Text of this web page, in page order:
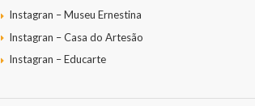
Instagran – Museu Ernestina
Instagran – Casa do Artesão
Instagran – Educarte